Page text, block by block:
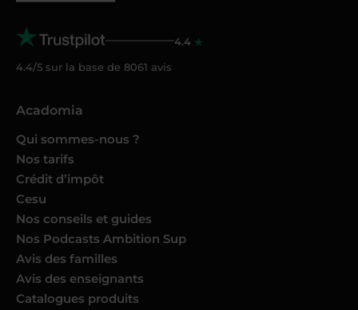
4.4
4.4/5 sur la base de 8061 avis
Acadomia
Qui sommes-nous ?
Nos tarifs
Crédit d’impôt
Cesu
Nos conseils et guides
Nos Podcasts Ambition Sup
Avis des familles
Avis des enseignants
Catalogues produits